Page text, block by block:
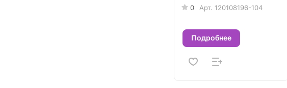
0 Арт. 120108196-104
Подробнее